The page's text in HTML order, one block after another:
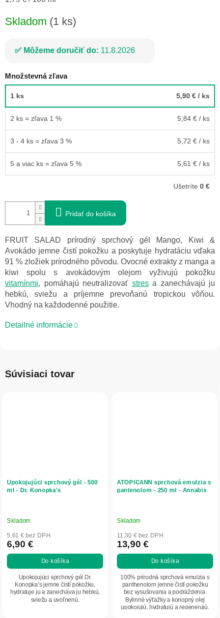
Skladom (1 ks)
Môžeme doručiť do: 11.8.2026
Množstevná zľava
1 ks 5,90 € / ks
2 ks = zľava 1 % 5,84 € / ks
3 - 4 ks = zľava 3 % 5,72 € / ks
5 a viac ks = zľava 5 % 5,61 € / ks
Ušetríte 0 €
Pridať do košíka
FRUIT SALAD prírodný sprchový gél Mango, Kiwi &
Avokádo jemne čistí pokožku a poskytuje hydratáciu vďaka
91 % zložiek prírodného pôvodu. Ovocné extrakty z manga a
kiwi spolu s avokádovým olejom vyživujú pokožku
vitamínmi, pomáhajú neutralizovať stresa zanechávajú ju
hebkú, sviežu a príjemne prevoňanú tropickou vôňou.
Vhodný na každodenné použitie.
Detailné informácie
Súvisiaci tovar
Upokojujúci sprchový gél - 500
ml - Dr. Konopka's
Skladom
5,61 € bez DPH
6,90 €
Do košíka
Upokojujúci sprchový gél Dr.
Konopka’s jemne čistí pokožku,
hydratuje ju a zanecháva ju hebkú,
sviežu a uvoľnenú.
ATOPICANN sprchová emulzia s
pantenolom - 250 ml - Annabis
Skladom
11,30 € bez DPH
13,90 €
Do košíka
100% prírodná sprchová emulzia s
panthenolom jemne čistí pokožku
bez vysušovania a podráždenia.
Bylinné výťažky a konopný olej
upokojujú, hydratujú a regenerujú,